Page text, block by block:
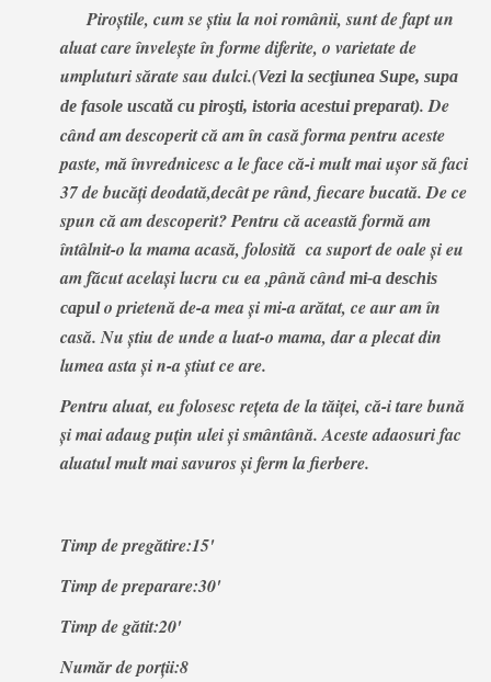
Piroştile, cum se ştiu la noi românii, sunt de fapt un
aluat care înveleşte în forme diferite, o varietate de
umpluturi sărate sau dulci.(Vezi la secţiunea Supe, supa
de fasole uscată cu piroşti, istoria acestui preparat). De
când am descoperit că am în casă forma pentru aceste
paste, mă învrednicesc a le face că-i mult mai uşor să faci
37 de bucăţi deodată,decât pe rând, fiecare bucată. De ce
spun că am descoperit? Pentru că această formă am
întâlnit-o la mama acasă, folosită ca suport de oale şi eu
am făcut acelaşi lucru cu ea ,până cândmi-a deschis
capulo prietenă de-a mea şi mi-a arătat, ce aur am în
casă. Nu ştiu de unde a luat-o mama, dar a plecat din
lumea asta şi n-a ştiut ce are.
Pentru aluat, eu folosesc reţeta de la tăiţei, că-i tare bună
şi mai adaug puţin ulei şi smântână. Aceste adaosuri fac
aluatul mult mai savuros şi ferm la fierbere.
Timp de pregătire:15'
Timp de preparare:30'
Timp de gătit:20'
Număr de porţii:8